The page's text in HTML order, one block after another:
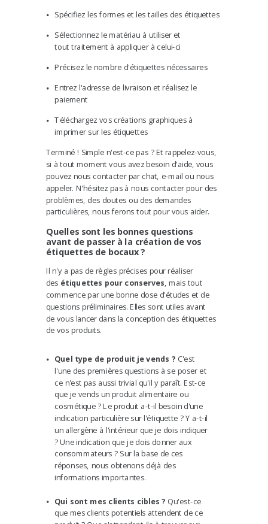
Spécifiez les formes et les tailles des étiquettes
Sélectionnez le matériau à utiliser et
tout traitement à appliquer à celui-ci
Précisez le nombre d'étiquettes nécessaires
Entrez l'adresse de livraison et réalisez le
paiement
Téléchargez vos créations graphiques à
imprimer sur les étiquettes
Terminé ! Simple n'est-ce pas ? Et rappelez-vous,
si à tout moment vous avez besoin d'aide,vous
pouvez nous contacter par chat, e-mail ou nous
appeler. N'hésitez pas à nous contacter pour des
problèmes, des doutes ou des demandes
particulières, nous ferons tout pour vous aider.
Quelles sont les bonnes questions
avant de passer à la création de vos
étiquettes de bocaux ?
Il n'y a pas de règles précises pour réaliser
des étiquettes pour conserves, mais tout
commence par une bonne dose d'études et de
questions préliminaires. Elles sont utiles avant
de vous lancer dans la conception des étiquettes
de vos produits.
Quel type de produit je vends ? C'est
l'une des premières questions à se poser et
ce n'est pas aussi trivial qu'il y paraît. Est-ce
que je vends un produit alimentaire ou
cosmétique ? Le produit a-t-il besoin d'une
indication particulière sur l'étiquette ? Y a-t-il
un allergène à l'intérieur que je dois indiquer
? Une indication que je dois donner aux
consommateurs ? Sur la base de ces
réponses, nous obtenons déjà des
informations importantes.
Qui sont mes clients cibles ? Qu'est-ce
que mes clients potentiels attendent de ce